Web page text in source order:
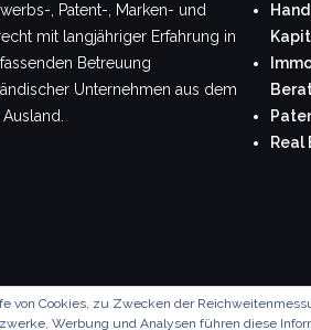
, Patent-, Marken- und
mit langjähriger Erfahrung in
Betreuung
Unternehmen aus dem
Real
von Cookies, zu Zwecken der
Werbung und Analysen führen diese